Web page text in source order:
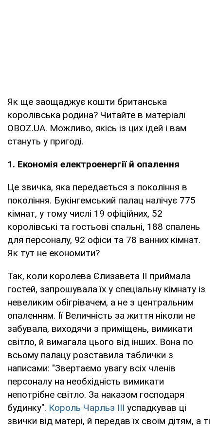
Як ще заощаджує кошти британська
королівська родина? Читайте в матеріалі
OBOZ.UA. Можливо, якісь із цих ідей і вам
стануть у пригоді.
1. Економія електроенергії й опалення
Це звичка, яка передається з покоління в
покоління. Букінгемський палац налічує 775
кімнат, у тому числі 19 офіційних, 52
королівські та гостьові спальні, 188 спалень
для персоналу, 92 офіси та 78 ванних кімнат.
Як тут не економити?
Так, коли королева Єлизавета ІІ приймала
гостей, запрошувала їх у спеціальну кімнату із
невеликим обігрівачем, а не з центральним
опаленням. Її Величність за життя ніколи не
забувала, виходячи з приміщень, вимикати
світло, й вимагала цього від інших. Вона по
всьому палацу розставила таблички з
написами: "Звертаємо увагу всіх членів
персоналу на необхідність вимикати
непотрібне світло. За наказом господаря
будинку". Король Чарльз ІІІ успадкував ці
звички від матері, й передав їх своїм дітям, а ті